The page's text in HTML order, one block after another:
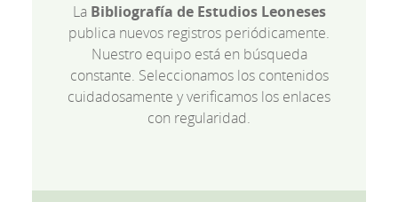
La Bibliografía de Estudios Leoneses
publica nuevos registros periódicamente.
Nuestro equipo está en búsqueda
constante. Seleccionamos los contenidos
cuidadosamente y verificamos los enlaces
con regularidad.